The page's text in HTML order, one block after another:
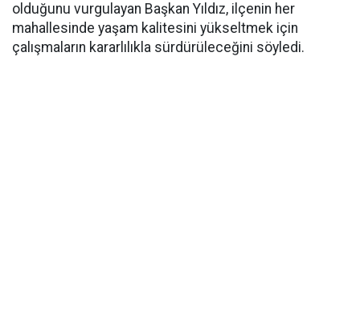
olduğunu vurgulayan Başkan Yıldız, ilçenin her
mahallesinde yaşam kalitesini yükseltmek için
çalışmaların kararlılıkla sürdürüleceğini söyledi.